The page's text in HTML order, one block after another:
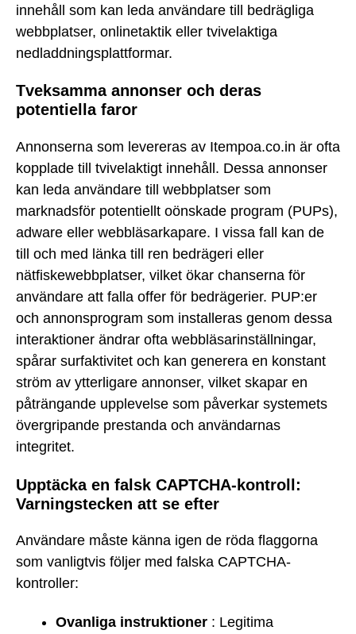
innehåll som kan leda användare till bedrägliga
webbplatser, onlinetaktik eller tvivelaktiga
nedladdningsplattformar.
Tveksamma annonser och deras
potentiella faror
Annonserna som levereras av Itempoa.co.in är ofta
kopplade till tvivelaktigt innehåll. Dessa annonser
kan leda användare till webbplatser som
marknadsför potentiellt oönskade program (PUPs),
adware eller webbläsarkapare. I vissa fall kan de
till och med länka till ren bedrägeri eller
nätfiskewebbplatser, vilket ökar chanserna för
användare att falla offer för bedrägerier. PUP:er
och annonsprogram som installeras genom dessa
interaktioner ändrar ofta webbläsarinställningar,
spårar surfaktivitet och kan generera en konstant
ström av ytterligare annonser, vilket skapar en
påträngande upplevelse som påverkar systemets
övergripande prestanda och användarnas
integritet.
Upptäcka en falsk CAPTCHA-kontroll:
Varningstecken att se efter
Användare måste känna igen de röda flaggorna
som vanligtvis följer med falska CAPTCHA-
kontroller:
Ovanliga instruktioner : Legitima